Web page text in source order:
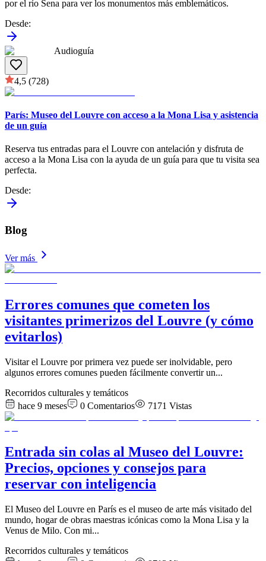
por el río Sena para ver los monumentos más emblemáticos.
Desde:
Audioguía
4,5 (728)
París: Museo del Louvre con acceso a la Mona Lisa y asistencia
de un guía
Reserva tus entradas para el Louvre con antelación y disfruta de
acceso a la Mona Lisa con la ayuda de un guía para que tu visita sea
perfecta.
Desde:
Blog
Ver más
Errores comunes que cometen los
visitantes primerizos del Louvre (y cómo
evitarlos)
Visitar el Louvre por primera vez puede ser inolvidable, pero
algunos errores comunes pueden fácilmente convertir un...
Recorridos culturales y temáticos
hace 9 meses
0 Comentarios 7171 Vistas
Entrada sin colas al Museo del Louvre:
Precios, opciones y consejos para
reservar con inteligencia
El Museo del Louvre en París es el museo de arte más visitado del
mundo, hogar de obras maestras icónicas como la Mona Lisa y la
Venus de Milo. Con mi...
Recorridos culturales y temáticos